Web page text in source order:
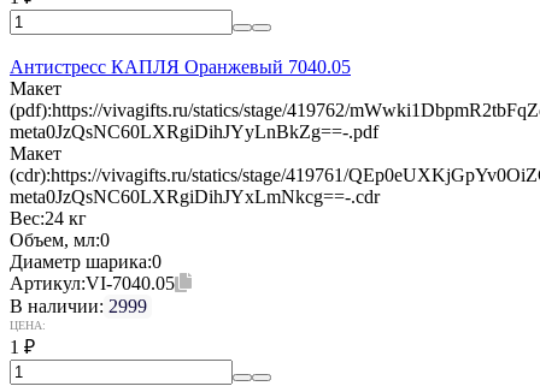
Антистресс КАПЛЯ Оранжевый 7040.05
Макет
(pdf):https://vivagifts.ru/statics/stage/419762/
meta0JzQsNC60LXRgiDihJYyLnBkZg==-.pdf
Макет
(cdr):https://vivagifts.ru/statics/stage/419761/
meta0JzQsNC60LXRgiDihJYxLmNkcg==-.cdr
Вес:24 кг
Объем, мл:0
Диаметр шарика:0
Артикул:VI-7040.05
В наличии: 2999
ЦЕНА:
1 ₽